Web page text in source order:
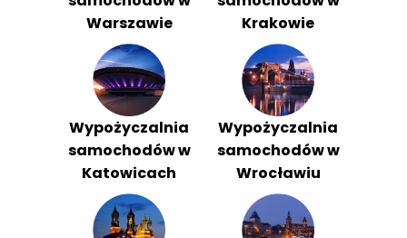
Warszawie
Krakowie
Wypożyczalnia
samochodów w
Katowicach
Wypożyczalnia
samochodów w
Wrocławiu